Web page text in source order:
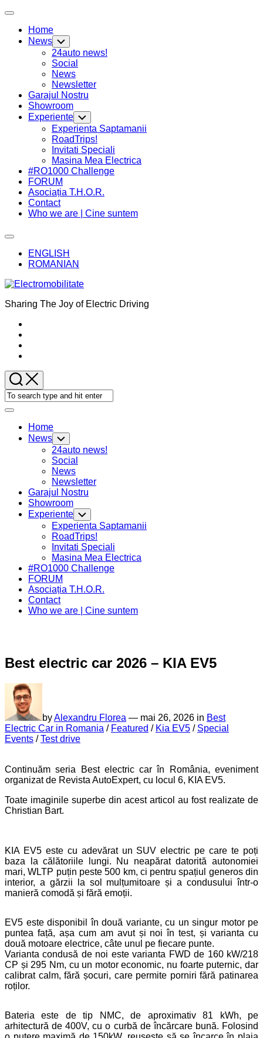
Skip
content
Expand
Home
News Toggle
Child
Menu
24auto news!
Social
News
Newsletter
Garajul Nostru
Showroom
Experiente Toggle
Child
Menu
Experienta Saptamanii
RoadTrips!
Invitati Speciali
Masina Mea Electrica
#RO1000 Challenge
FORUM
Asociația T.H.O.R.
Contact
Who we are | Cine suntem
Expand
ENGLISH
ROMANIAN
Sharing The Joy of Electric Driving
Expand
Home
News Toggle
Child
Menu
24auto news!
Social
News
Newsletter
Garajul Nostru
Showroom
Experiente Toggle
Child
Menu
Experienta Saptamanii
RoadTrips!
Invitati Speciali
Masina Mea Electrica
#RO1000 Challenge
FORUM
Asociația T.H.O.R.
Contact
Who we are | Cine suntem
Best electric car 2026 – KIA EV5
byAlexandru Florea — mai 26, 2026 in Best
Electric Car in Romania / Featured / Kia EV5 / Special
Events /Test drive
Continuăm seria Best electric car în România, eveniment
organizat de Revista AutoExpert, cu locul 6, KIA EV5.
Toate imaginile superbe din acest articol au fost realizate de
Christian Bart.
KIA EV5 este cu adevărat un SUV electric pe care te poți
baza la călătoriile lungi. Nu neapărat datorită autonomiei
mari, WLTP puțin peste 500 km, ci pentru spațiul generos din
interior, a gărzii la sol mulțumitoare și a condusului într-o
manieră comodă și fără emoții.
EV5 este disponibil în două variante, cu un singur motor pe
puntea față, așa cum am avut și noi în test, și varianta cu
două motoare electrice, câte unul pe fiecare punte.
Varianta condusă de noi este varianta FWD de 160 kW/218
CP și 295 Nm, cu un motor economic, nu foarte puternic, dar
calibrat calm, fără șocuri, care permite porniri fără patinarea
roților.
Bateria este de tip NMC, de aproximativ 81 kWh, pe
arhitectură de 400V, cu o curbă de încărcare bună. Folosind